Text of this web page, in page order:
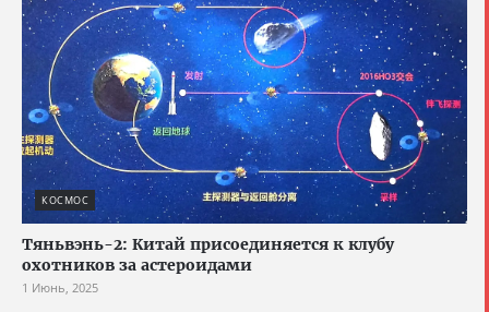
КОСМОС
Тяньвэнь-2: Китай присоединяется к клубу
охотников за астероидами
1 Июнь, 2025